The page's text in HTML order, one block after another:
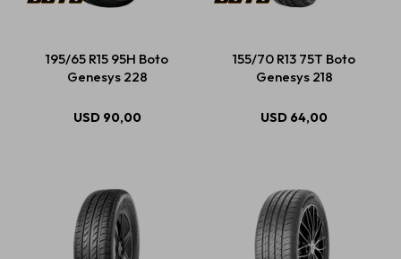
195/65 R15 95H Boto
Genesys 228
USD 90,00
155/70 R13 75T Boto
Genesys 218
USD 64,00